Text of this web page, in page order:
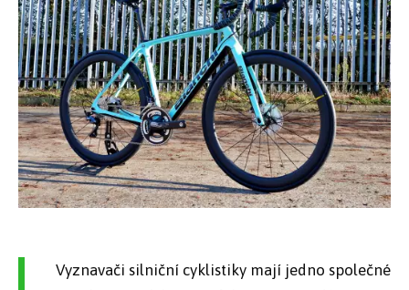
Vyznavači silniční cyklistiky mají jedno společné